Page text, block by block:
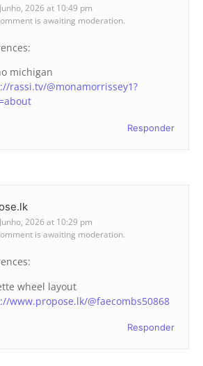
2026 at 10:49 pm
is awaiting moderation.
michigan
rassi.tv/@monamorrissey1?
Responder
2026 at 10:29 pm
is awaiting moderation.
wheel layout
www.propose.lk/@faecombs50868
Responder